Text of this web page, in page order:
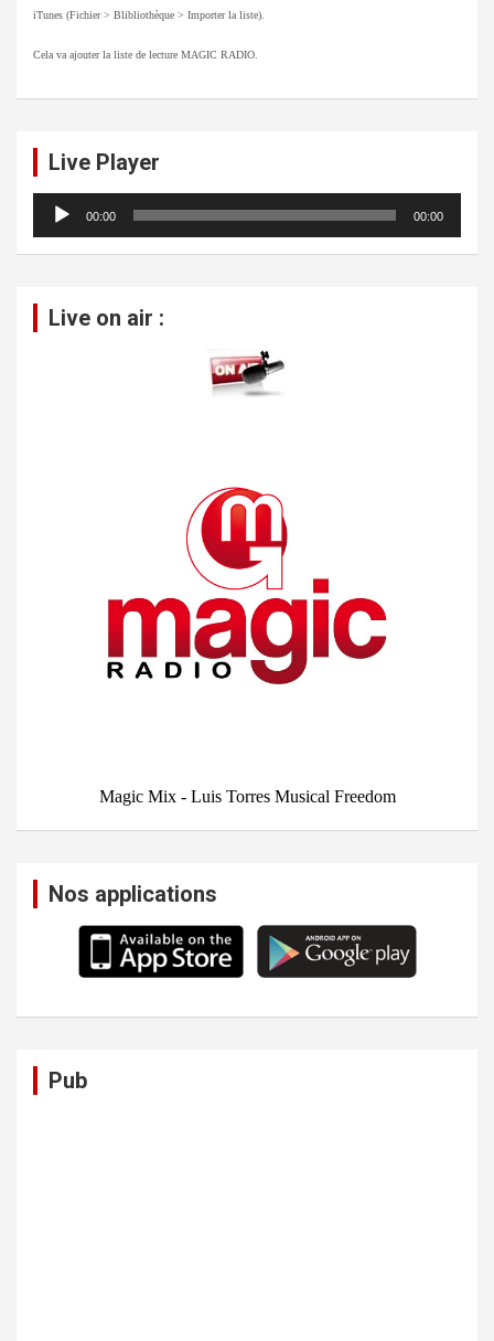
iTunes (Fichier > Blibliothèque > Importer la liste).
Cela va ajouter la liste de lecture MAGIC RADIO.
Live Player
Lecteur
audio
00:00 00:00
Live on air :
Nos applications
Pub